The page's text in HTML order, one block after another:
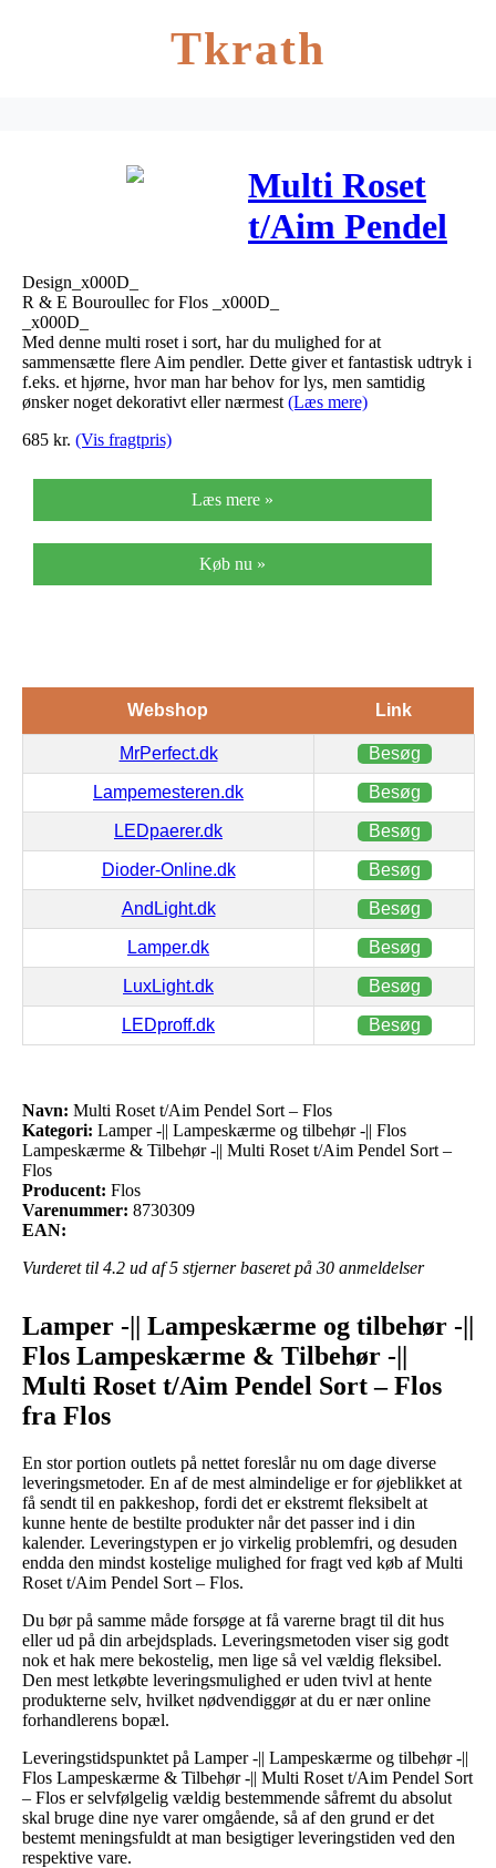
Tkrath
Multi Roset
t/Aim Pendel
Design_x000D_
R & E Bouroullec for Flos _x000D_
_x000D_
Med denne multi roset i sort, har du mulighed for at
sammensætte flere Aim pendler. Dette giver et fantastisk udtryk i
f.eks. et hjørne, hvor man har behov for lys, men samtidig
ønsker noget dekorativt eller nærmest (Læs mere)
685 kr. (Vis fragtpris)
Læs mere »
Køb nu »
Webshop Link
MrPerfect.dk Besøg
Lampemesteren.dk Besøg
LEDpaerer.dk Besøg
Dioder-Online.dk Besøg
AndLight.dk Besøg
Lamper.dk Besøg
LuxLight.dk Besøg
LEDproff.dk Besøg
Navn: Multi Roset t/Aim Pendel Sort – Flos
Kategori: Lamper -|| Lampeskærme og tilbehør -|| Flos
Lampeskærme & Tilbehør -|| Multi Roset t/Aim Pendel Sort –
Flos
Producent: Flos
Varenummer: 8730309
EAN:
Vurderet til 4.2 ud af 5 stjerner baseret på 30 anmeldelser
Lamper -|| Lampeskærme og tilbehør -||
Flos Lampeskærme & Tilbehør -||
Multi Roset t/Aim Pendel Sort – Flos
fra Flos
En stor portion outlets på nettet foreslår nu om dage diverse
leveringsmetoder. En af de mest almindelige er for øjeblikket at
få sendt til en pakkeshop, fordi det er ekstremt fleksibelt at
kunne hente de bestilte produkter når det passer ind i din
kalender. Leveringstypen er jo virkelig problemfri, og desuden
endda den mindst kostelige mulighed for fragt ved køb af Multi
Roset t/Aim Pendel Sort – Flos.
Du bør på samme måde forsøge at få varerne bragt til dit hus
eller ud på din arbejdsplads. Leveringsmetoden viser sig godt
nok et hak mere bekostelig, men lige så vel vældig fleksibel.
Den mest letkøbte leveringsmulighed er uden tvivl at hente
produkterne selv, hvilket nødvendiggør at du er nær online
forhandlerens bopæl.
Leveringstidspunktet på Lamper -|| Lampeskærme og tilbehør -||
Flos Lampeskærme & Tilbehør -|| Multi Roset t/Aim Pendel Sort
– Flos er selvfølgelig vældig bestemmende såfremt du absolut
skal bruge dine nye varer omgående, så af den grund er det
bestemt meningsfuldt at man besigtiger leveringstiden ved den
respektive vare.